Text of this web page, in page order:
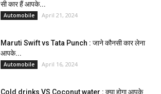
सी कार हैं आपके...
Automobile April 21, 2024
Maruti Swift vs Tata Punch : जाने कौनसी कार लेना
आपके...
Automobile April 16, 2024
Cold drinks VS Coconut water : क्या होगा आपके